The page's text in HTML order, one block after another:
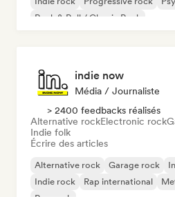
Rock & Roll / Classic Rock
indie now
Média / Journaliste
> 2400 feedbacks réalisés
Alternative rockElectronic rock
Indie folk
Écrire des articles
Alternative rock Garage rock
Indie rock
Rap international